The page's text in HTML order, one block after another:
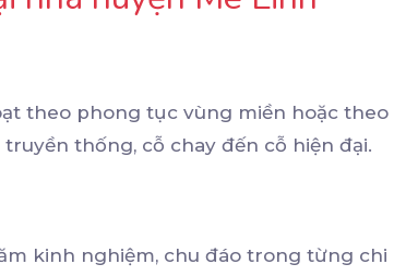
theo phong tục vùng miền hoặc theo
thống, cỗ chay đến cỗ hiện đại.
kinh nghiệm, chu đáo trong từng chi